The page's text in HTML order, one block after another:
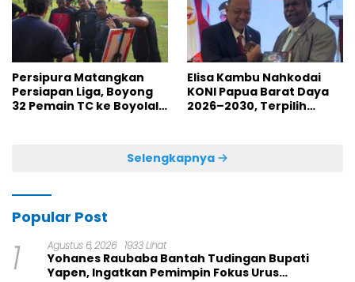
Persipura Matangkan
Persiapan Liga, Boyong
32 Pemain TC ke Boyolali
Elisa Kambu Nahkodai
KONI Papua Barat Daya
2026–2030, Terpilih
Selengkapnya
Popular Post
1 Agustus 6, 2026 1933 Lihat
Yohanes Raubaba Bantah Tudingan Bupati
Yapen, Ingatkan Pemimpin Fokus Urus